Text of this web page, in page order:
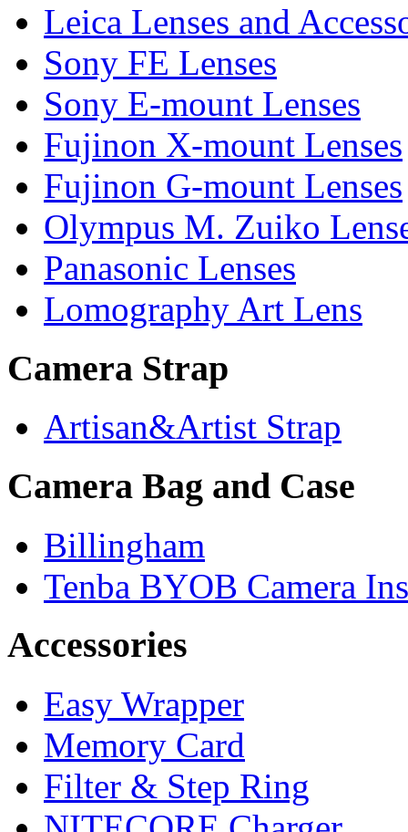
Leica Lenses and
Sony FE Lenses
Sony E-mount Lenses
Fujinon X-mount Lenses
Fujinon G-mount Lenses
Olympus M. Zuiko
Panasonic Lenses
Lomography Art Lens
Camera Strap
Artisan&Artist Strap
Camera Bag and Case
Billingham
Tenba BYOB Camera
Accessories
Easy Wrapper
Memory Card
Filter & Step Ring